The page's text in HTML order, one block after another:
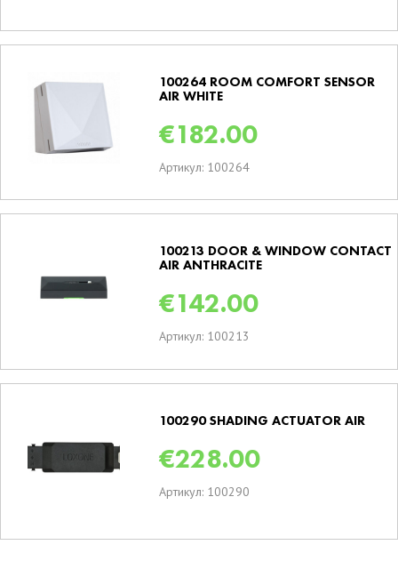
100264 ROOM COMFORT SENSOR
AIR WHITE
€182.00
Артикул: 100264
100213 DOOR & WINDOW CONTACT
AIR ANTHRACITE
€142.00
Артикул: 100213
100290 SHADING ACTUATOR AIR
€228.00
Артикул: 100290